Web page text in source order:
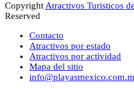
CopyrightAtractivos Turisticos
Reserved
Contacto
Atractivos por estado
Atractivos por actividad
Mapa del sitio